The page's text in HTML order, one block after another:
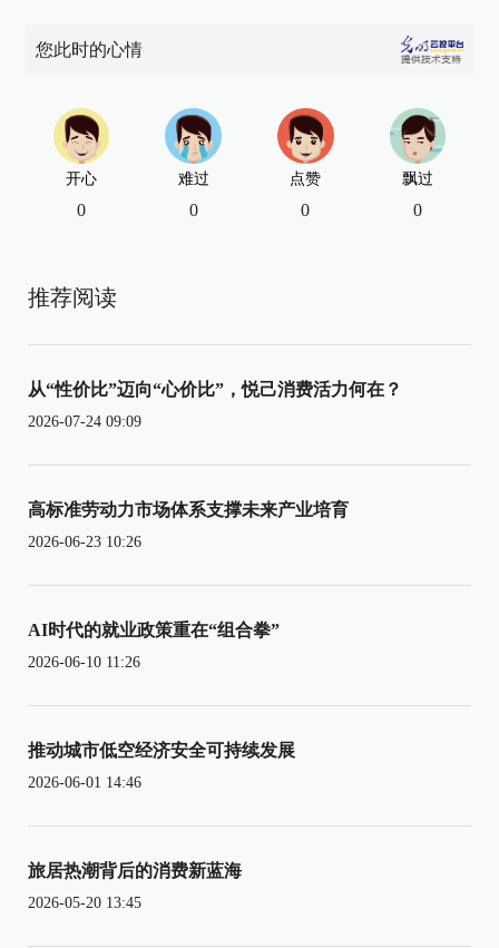
您此时的心情
开心
0
难过
0
点赞
0
飘过
0
推荐阅读
从“性价比”迈向“心价比”，悦己消费活力何在？
2026-07-24 09:09
高标准劳动力市场体系支撑未来产业培育
2026-06-23 10:26
AI时代的就业政策重在“组合拳”
2026-06-10 11:26
推动城市低空经济安全可持续发展
2026-06-01 14:46
旅居热潮背后的消费新蓝海
2026-05-20 13:45